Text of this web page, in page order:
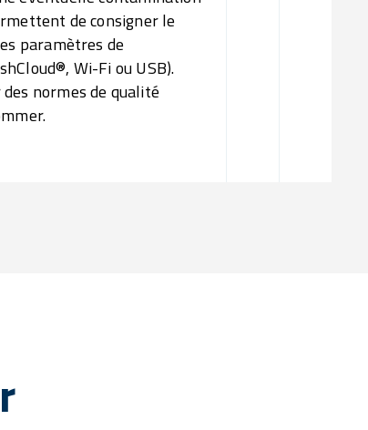
de consigner le
paramètres de
Wi-Fi ou USB).
normes de qualité